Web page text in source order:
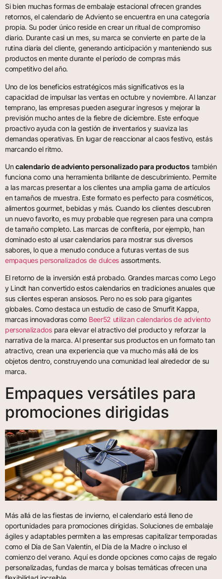
Si bien muchas formas de embalaje estacional ofrecen grandes
retornos, el calendario de Adviento se encuentra en una categoría
propia. Su poder único reside en crear un ritual de compromiso
diario. Durante casi un mes, su marca se convierte en parte de la
rutina diaria del cliente, generando anticipación y manteniendo sus
productos en mente durante el período de compras más
competitivo del año.
Uno de los beneficios estratégicos más significativos es la
capacidad de impulsar las ventas en octubre y noviembre. Al lanzar
temprano, las empresas pueden asegurar ingresos y mejorar la
previsión mucho antes de la fiebre de diciembre. Este enfoque
proactivo ayuda con la gestión de inventarios y suaviza las
demandas operativas. En lugar de reaccionar al caos festivo, estás
marcando el ritmo.
Uncalendario de adviento personalizado para productostambién
funciona como una herramienta brillante de descubrimiento. Permite
a las marcas presentar a los clientes una amplia gama de artículos
en tamaños de muestra. Este formato es perfecto para cosméticos,
alimentos gourmet, bebidas y más. Cuando los clientes descubren
un nuevo favorito, es muy probable que regresen para una compra
de tamaño completo. Las marcas de confitería, por ejemplo, han
dominado esto al usar calendarios para mostrar sus diversos
sabores, lo que a menudo conduce a futuras ventas de sus
empaques personalizados de dulces assortments.
El retorno de la inversión está probado. Grandes marcas como Lego
y Lindt han convertido estos calendarios en tradiciones anuales que
sus clientes esperan ansiosos. Pero no es solo para gigantes
globales. Como destaca un estudio de caso de Smurfit Kappa,
marcas innovadoras como Beer52 utilizan calendarios de adviento
personalizadospara elevar el atractivo del producto y reforzar la
narrativa de la marca. Al presentar sus productos en un formato tan
atractivo, crean una experiencia que va mucho más allá de los
objetos dentro, construyendo una comunidad leal alrededor de su
marca.
Empaques versátiles para
promociones dirigidas
Más allá de las fiestas de invierno, el calendario está lleno de
oportunidades para promociones dirigidas. Soluciones de embalaje
ágiles y adaptables permiten a las empresas capitalizar temporadas
como el Día de San Valentín, el Día de la Madre o incluso el
comienzo del verano. Aquí es donde opciones como cajas de regalo
personalizadas, fundas de marca y bolsas temáticas ofrecen una